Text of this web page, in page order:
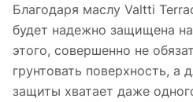
Благодаря маслу Valtti
будет надежно защищена
этого, совершенно не
грунтовать поверхность, а
защиты хватает даже